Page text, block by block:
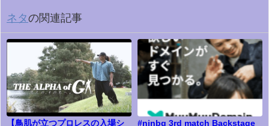
ネタの関連記事
【鳥肌が立つプロレスの入場シ #njnbg 3rd match Backstage